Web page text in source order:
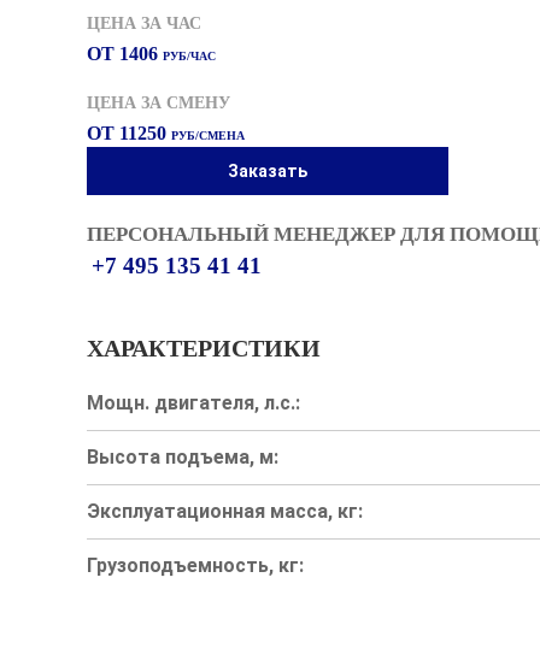
ЦЕНА ЗА ЧАС
ОТ 1406 РУБ/ЧАС
ЦЕНА ЗА СМЕНУ
ОТ 11250 РУБ/СМЕНА
Заказать
ПЕРСОНАЛЬНЫЙ МЕНЕДЖЕР ДЛЯ
+7 495 135 41 41
ХАРАКТЕРИСТИКИ
Мощн. двигателя, л.с.:
Высота подъема, м:
Эксплуатационная масса, кг:
Грузоподъемность, кг: